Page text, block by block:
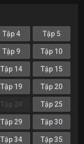
Tập 4 Tập 5
Tập 9 Tập 10
Tập 14 Tập 15
Tập 19 Tập 20
Tập 24 Tập 25
Tập 29 Tập 30
Tập 34 Tập 35